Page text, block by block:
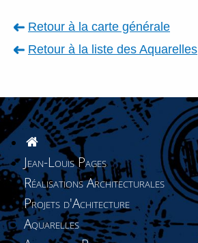
Retour à la carte générale
Retour à la liste desAquarelles
Jean-Louis Pages
Réalisations Architecturales
Projets d'Achitecture
Aquarelles